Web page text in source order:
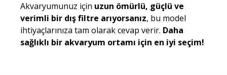
Akvaryumunuz için uzun ömürlü, güçlü ve
verimli bir dış filtre arıyorsanız, bu model
ihtiyaçlarınıza tam olarak cevap verir. Daha
sağlıklı bir akvaryum ortamı için en iyi seçim!